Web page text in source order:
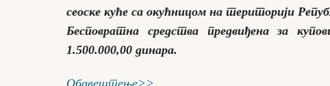
сеоске куће са окућницом на територији
Бесповратна средства предвиђена за
1.500.000,00 динара.